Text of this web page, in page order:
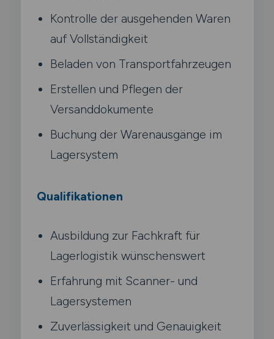
Kontrolle der ausgehenden Waren
auf Vollständigkeit
Beladen von Transportfahrzeugen
Erstellen und Pflegen der
Versanddokumente
Buchung der Warenausgänge im
Lagersystem
Qualifikationen
Ausbildung zur Fachkraft für
Lagerlogistik wünschenswert
Erfahrung mit Scanner- und
Lagersystemen
Zuverlässigkeit und Genauigkeit